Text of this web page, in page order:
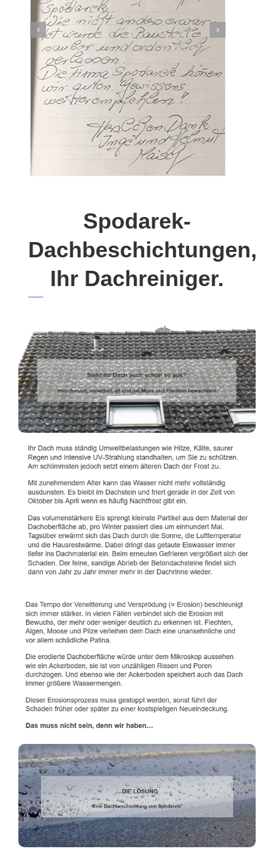
Spodarek-
Dachbeschichtungen,
Ihr Dachreiniger.